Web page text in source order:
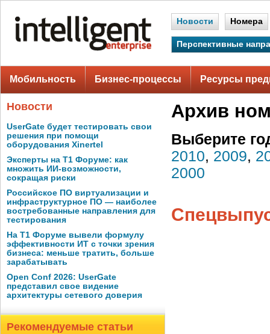
Новости Номера
Перспективные
Мобильность Бизнес-процессы Ресурсы
Новости
UserGate будет тестировать свои
решения при помощи
оборудования Xinertel
Эксперты на Т1 Форуме: как
множить ИИ-возможности,
сокращая риски
Российское ПО виртуализации и
инфраструктурное ПО — наиболее
востребованные направления для
тестирования
На Т1 Форуме вывели формулу
эффективности ИТ с точки зрения
бизнеса: меньше тратить, больше
зарабатывать
Open Conf 2026: UserGate
представил свое видение
архитектуры сетевого доверия
Рекомендуемые статьи
Архив
Выберите
2010, 2009,
2000